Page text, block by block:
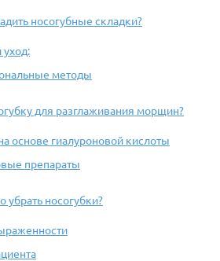
носогубные складки?
методы
для разглаживания морщин?
основе гиалуроновой кислоты
препараты
убрать носогубки?